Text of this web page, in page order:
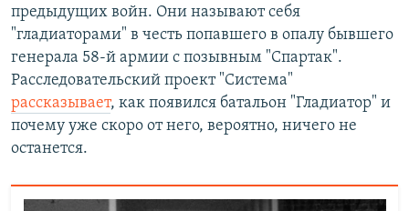
предыдущих войн. Они называют себя
"гладиаторами" в честь попавшего в опалу бывшего
генерала 58-й армии с позывным "Спартак".
Расследовательский проект "Система"
рассказывает, как появился батальон "Гладиатор" и
почему уже скоро от него, вероятно, ничего не
останется.